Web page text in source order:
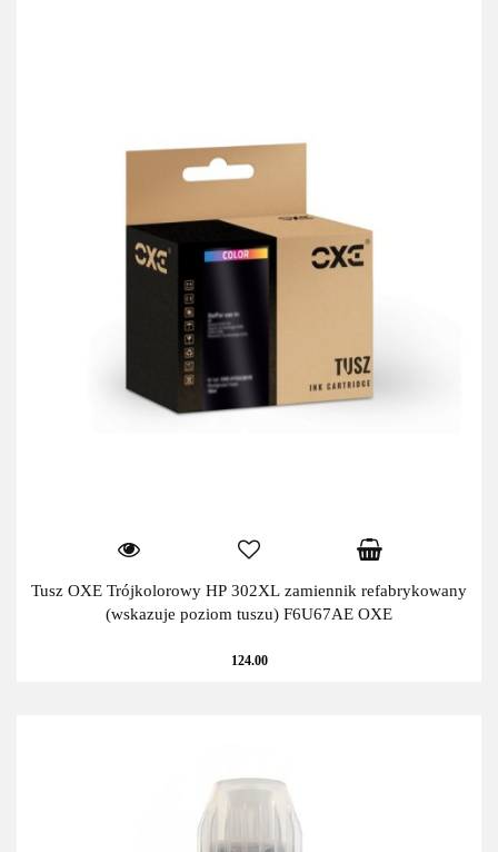
Tusz OXE Trójkolorowy HP 302XL zamiennik refabrykowany
(wskazuje poziom tuszu) F6U67AE OXE
124.00